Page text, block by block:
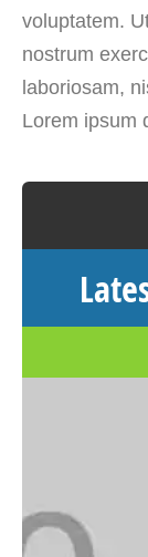
voluptatem.
nostrum
laboriosam,
Lorem ipsum